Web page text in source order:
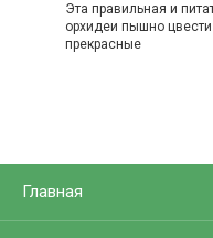
Эта правильная и
орхидеи пышно
прекрасные
Главная